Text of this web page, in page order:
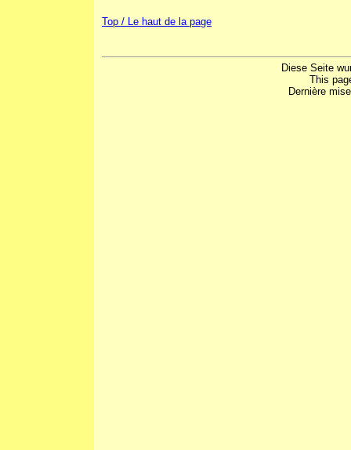
Top / Le haut de la page
Diese Seite
This
Dernière